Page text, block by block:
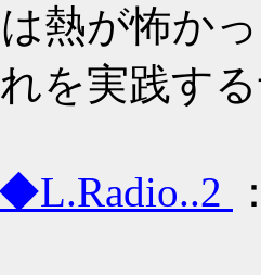
熱が怖か
を実践す
◆L.Radio..2